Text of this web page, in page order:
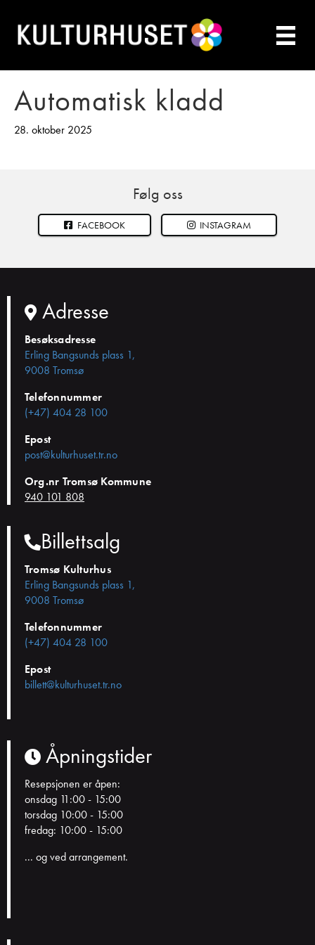
Automatisk kladd
28. oktober 2025
Følg oss
FACEBOOK INSTAGRAM
Adresse
Besøksadresse
Erling Bangsunds plass 1,
9008 Tromsø
Telefonnummer
(+47) 404 28 100
Epost
post@kulturhuset.tr.no
Org.nr Tromsø Kommune
940 101 808
Billettsalg
Tromsø Kulturhus
Erling Bangsunds plass 1,
9008 Tromsø
Telefonnummer
(+47) 404 28 100
Epost
billett@kulturhuset.tr.no
Åpningstider
Resepsjonen er åpen:
onsdag 11:00 - 15:00
torsdag 10:00 - 15:00
fredag: 10:00 - 15:00
... og ved arrangement.